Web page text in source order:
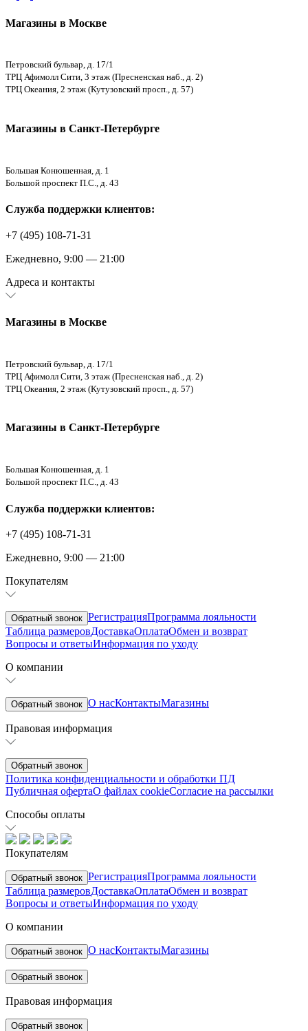
Магазины в Москве
Петровский бульвар, д. 17/1
ТРЦ Афимолл Сити, 3 этаж (Пресненская наб., д. 2)
ТРЦ Океания, 2 этаж (Кутузовский просп., д. 57)
Магазины в Санкт-Петербурге
Большая Конюшенная, д. 1
Большой проспект П.С., д. 43
Служба поддержки клиентов:
+7 (495) 108-71-31
Ежедневно, 9:00 — 21:00
Адреса и контакты
Магазины в Москве
Петровский бульвар, д. 17/1
ТРЦ Афимолл Сити, 3 этаж (Пресненская наб., д. 2)
ТРЦ Океания, 2 этаж (Кутузовский просп., д. 57)
Магазины в Санкт-Петербурге
Большая Конюшенная, д. 1
Большой проспект П.С., д. 43
Служба поддержки клиентов:
+7 (495) 108-71-31
Ежедневно, 9:00 — 21:00
Покупателям
Обратный звонок РегистрацияПрограмма лояльности
Таблица размеровДоставкаОплатаОбмен и возврат
Вопросы и ответыИнформация по уходу
О компании
Обратный звонок О насКонтактыМагазины
Правовая информация
Обратный звонок
Политика конфиденциальности и обработки ПД
Публичная офертаО файлах cookieСогласие на рассылки
Способы оплаты
Покупателям
Обратный звонок РегистрацияПрограмма лояльности
Таблица размеровДоставкаОплатаОбмен и возврат
Вопросы и ответыИнформация по уходу
О компании
Обратный звонок О насКонтактыМагазины
Обратный звонок
Правовая информация
Обратный звонок